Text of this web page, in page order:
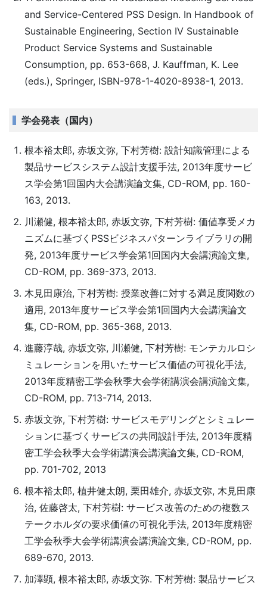
and Service-Centered PSS Design. In Handbook of
Sustainable Engineering, Section IV Sustainable
Product Service Systems and Sustainable
Consumption, pp. 653-668, J. Kauffman, K. Lee
(eds.), Springer, ISBN-978-1-4020-8938-1, 2013.
学会発表（国内）
根本裕太郎, 赤坂文弥, 下村芳樹: 設計知識管理による
製品サービスシステム設計支援手法, 2013年度サービ
ス学会第1回国内大会講演論文集, CD-ROM, pp. 160-
163, 2013.
川瀬健, 根本裕太郎, 赤坂文弥, 下村芳樹: 価値享受メカ
ニズムに基づくPSSビジネスパターンライブラリの開
発, 2013年度サービス学会第1回国内大会講演論文集,
CD-ROM, pp. 369-373, 2013.
木見田康治, 下村芳樹: 授業改善に対する満足度関数の
適用, 2013年度サービス学会第1回国内大会講演論文
集, CD-ROM, pp. 365-368, 2013.
進藤淳哉, 赤坂文弥, 川瀬健, 下村芳樹: モンテカルロシ
ミュレーションを用いたサービス価値の可視化手法,
2013年度精密工学会秋季大会学術講演会講演論文集,
CD-ROM, pp. 713-714, 2013.
赤坂文弥, 下村芳樹: サービスモデリングとシミュレー
ションに基づくサービスの共同設計手法, 2013年度精
密工学会秋季大会学術講演会講演論文集, CD-ROM,
pp. 701-702, 2013
根本裕太郎, 植井健太朗, 栗田雄介, 赤坂文弥, 木見田康
治, 佐藤啓太, 下村芳樹: サービス改善のための複数ス
テークホルダの要求価値の可視化手法, 2013年度精密
工学会秋季大会学術講演会講演論文集, CD-ROM, pp.
689-670, 2013.
加澤顕, 根本裕太郎, 赤坂文弥. 下村芳樹: 製品サービス